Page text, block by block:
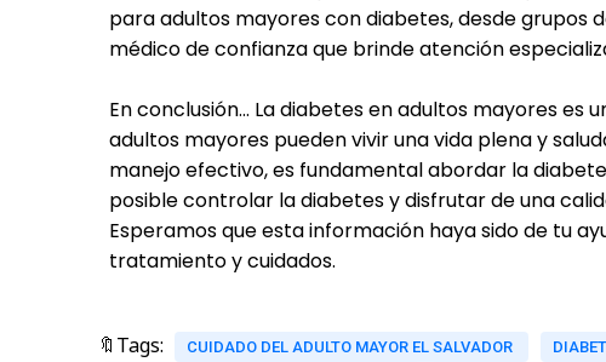
para adultos mayores con diabetes, desde grupos
médico de confianza que brinde atención
En conclusión... La diabetes en adultos mayores
adultos mayores pueden vivir una vida plena y
manejo efectivo, es fundamental abordar la
posible controlar la diabetes y disfrutar de una
Esperamos que esta información haya sido de tu
tratamiento y cuidados.
🔖Tags: CUIDADO DEL ADULTO MAYOR EL SALVADOR